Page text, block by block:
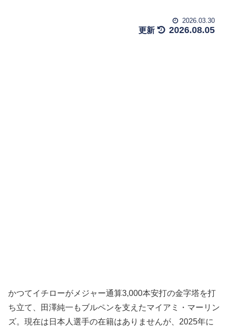
2026.03.30
2026.08.05
かつてイチローがメジャー通算3,000本安打の金字塔を打
ち立て、田澤純一もブルペンを支えたマイアミ・マーリン
ズ。現在は日本人選手の在籍はありませんが、2025年に